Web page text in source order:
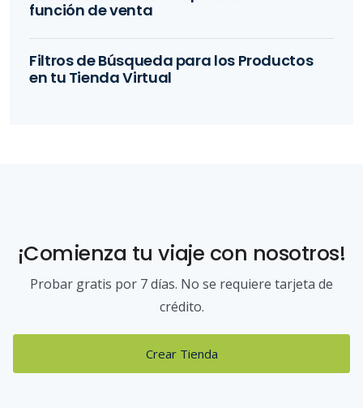
función de venta
Filtros de Búsqueda para los Productos
en tu Tienda Virtual
¡Comienza tu viaje con nosotros!
Probar gratis por 7 días. No se requiere tarjeta de
crédito.
Crear Tienda